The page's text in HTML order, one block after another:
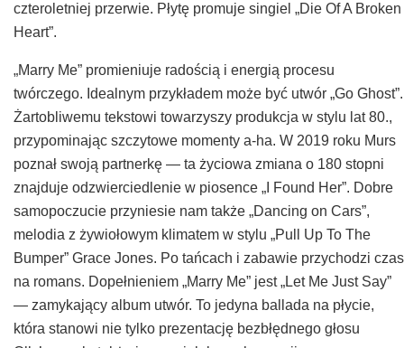
czteroletniej przerwie. Płytę promuje singiel „Die Of A Broken
Heart”.
„Marry Me” promieniuje radością i energią procesu
twórczego. Idealnym przykładem może być utwór „Go Ghost”.
Żartobliwemu tekstowi towarzyszy produkcja w stylu lat 80.,
przypominając szczytowe momenty a-ha. W 2019 roku Murs
poznał swoją partnerkę — ta życiowa zmiana o 180 stopni
znajduje odzwierciedlenie w piosence „I Found Her”. Dobre
samopoczucie przyniesie nam także „Dancing on Cars”,
melodia z żywiołowym klimatem w stylu „Pull Up To The
Bumper” Grace Jones. Po tańcach i zabawie przychodzi czas
na romans. Dopełnieniem „Marry Me” jest „Let Me Just Say”
— zamykający album utwór. To jedyna ballada na płycie,
która stanowi nie tylko prezentację bezbłędnego głosu